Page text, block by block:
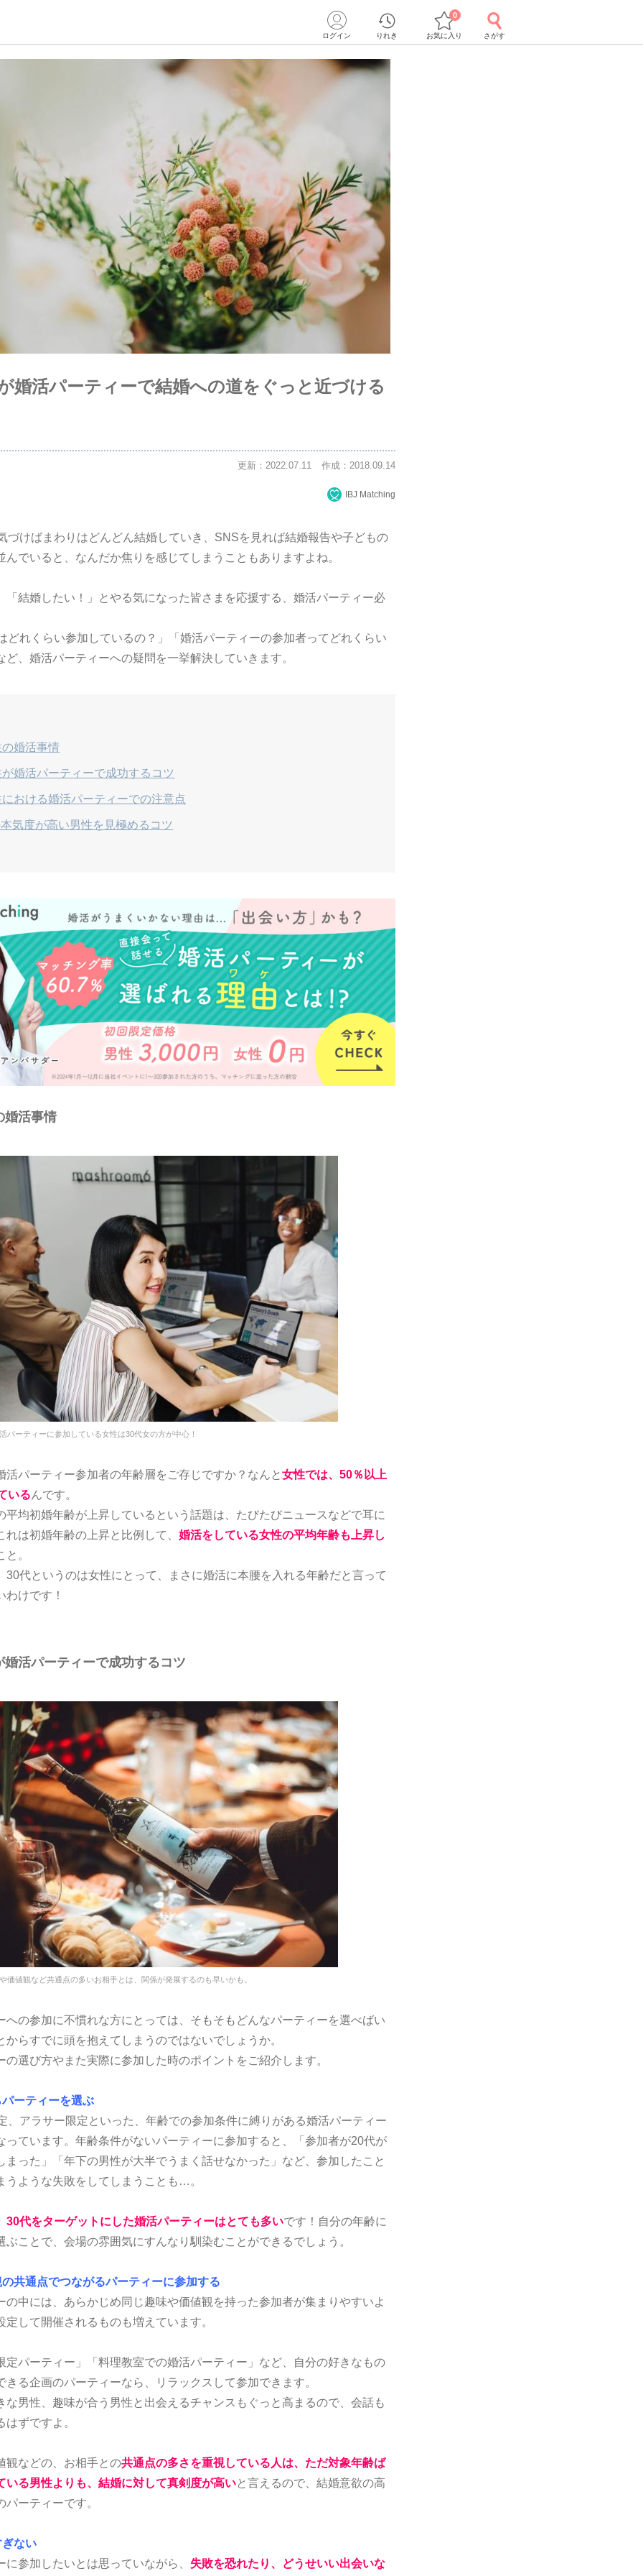
ログイン りれき お気に入り
0
さがす
婚活パーティーで結婚への道をぐっと近づける
更新：2022.07.11 作成：2018.09.14
IBJ Matching
づけばまわりはどんどん結婚していき、SNSを見れば結婚報告や子どもの
んでいると、なんだか焦りを感じてしまうこともありますよね。
「結婚したい！」とやる気になった皆さまを応援する、婚活パーティー必
どれくらい参加しているの？」「婚活パーティーの参加者ってどれくらい
ど、婚活パーティーへの疑問を一挙解決していきます。
婚活事情
婚活パーティーで成功するコツ
おける婚活パーティーでの注意点
気度が高い男性を見極めるコツ
婚活事情
パーティーに参加している女性は30代女の方が中心！
活パーティー参加者の年齢層をご存じですか？なんと女性では、50％以上
いるんです。
平均初婚年齢が上昇しているという話題は、たびたびニュースなどで耳に
れは初婚年齢の上昇と比例して、婚活をしている女性の平均年齢も上昇し
と。
30代というのは女性にとって、まさに婚活に本腰を入れる年齢だと言って
わけです！
婚活パーティーで成功するコツ
価値観など共通点の多いお相手とは、関係が発展するのも早いかも。
への参加に不慣れな方にとっては、そもそもどんなパーティーを選べばい
からすでに頭を抱えてしまうのではないでしょうか。
の選び方やまた実際に参加した時のポイントをご紹介します。
ーティーを選ぶ
、アラサー限定といった、年齢での参加条件に縛りがある婚活パーティー
っています。年齢条件がないパーティーに参加すると、「参加者が20代が
まった」「年下の男性が大半でうまく話せなかった」など、参加したこと
うような失敗をしてしまうことも…。
30代をターゲットにした婚活パーティーはとても多いです！自分の年齢に
ぶことで、会場の雰囲気にすんなり馴染むことができるでしょう。
共通点でつながるパーティーに参加する
の中には、あらかじめ同じ趣味や価値観を持った参加者が集まりやすいよ
定して開催されるものも増えています。
定パーティー」「料理教室での婚活パーティー」など、自分の好きなもの
きる企画のパーティーなら、リラックスして参加できます。
な男性、趣味が合う男性と出会えるチャンスもぐっと高まるので、会話も
はずですよ。
観などの、お相手との共通点の多さを重視している人は、ただ対象年齢ば
いる男性よりも、結婚に対して真剣度が高いと言えるので、結婚意欲の高
パーティーです。
ない
に参加したいとは思っていながら、 失敗を恐れたり、どうせいい出会いな